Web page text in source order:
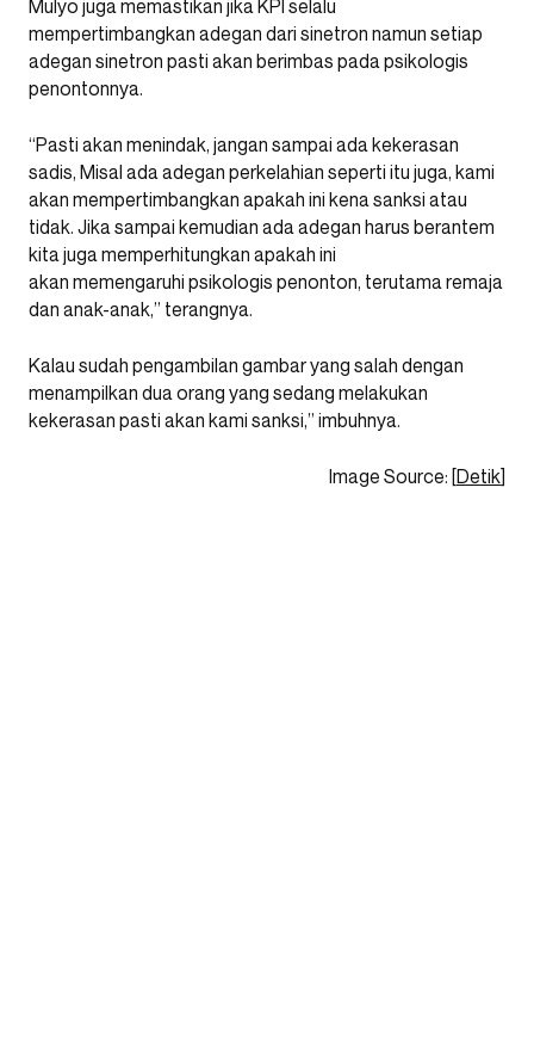
Mulyo juga memastikan jika KPI selalu
mempertimbangkan adegan dari sinetron namun setiap
adegan sinetron pasti akan berimbas pada psikologis
penontonnya.
“Pasti akan menindak, jangan sampai ada kekerasan
sadis, Misal ada adegan perkelahian seperti itu juga, kami
akan mempertimbangkan apakah ini kena sanksi atau
tidak. Jika sampai kemudian ada adegan harus berantem
kita juga memperhitungkan apakah ini
akan memengaruhi psikologis penonton, terutama remaja
dan anak-anak,” terangnya.
Kalau sudah pengambilan gambar yang salah dengan
menampilkan dua orang yang sedang melakukan
kekerasan pasti akan kami sanksi,” imbuhnya.
Image Source: [Detik]